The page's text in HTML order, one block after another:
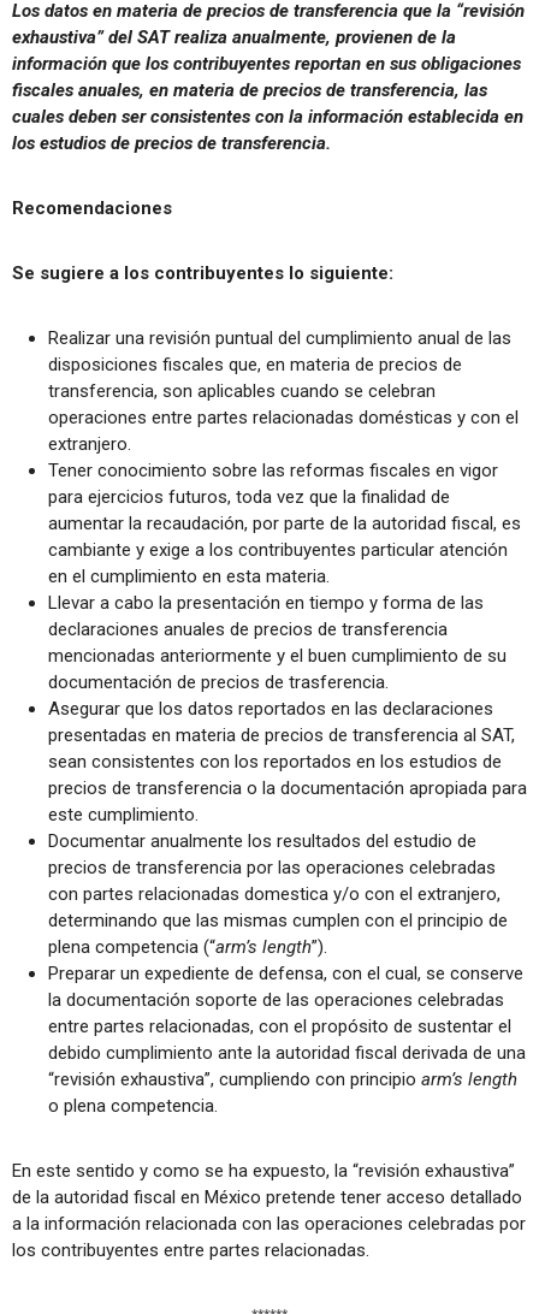
Los datos en materia de precios de transferencia que la “revisión
exhaustiva” del SAT realiza anualmente, provienen de la
información que los contribuyentes reportan en sus obligaciones
fiscales anuales, en materia de precios de transferencia, las
cuales deben ser consistentes con la información establecida en
los estudios de precios de transferencia.
Recomendaciones
Se sugiere a los contribuyentes lo siguiente:
Realizar una revisión puntual del cumplimiento anual de las
disposiciones fiscales que, en materia de precios de
transferencia, son aplicables cuando se celebran
operaciones entre partes relacionadas domésticas y con el
extranjero.
Tener conocimiento sobre las reformas fiscales en vigor
para ejercicios futuros, toda vez que la finalidad de
aumentar la recaudación, por parte de la autoridad fiscal, es
cambiante y exige a los contribuyentes particular atención
en el cumplimiento en esta materia.
Llevar a cabo la presentación en tiempo y forma de las
declaraciones anuales de precios de transferencia
mencionadas anteriormente y el buen cumplimiento de su
documentación de precios de trasferencia.
Asegurar que los datos reportados en las declaraciones
presentadas en materia de precios de transferencia al SAT,
sean consistentes con los reportados en los estudios de
precios de transferencia o la documentación apropiada para
este cumplimiento.
Documentar anualmente los resultados del estudio de
precios de transferencia por las operaciones celebradas
con partes relacionadas domestica y/o con el extranjero,
determinando que las mismas cumplen con el principio de
plena competencia (“arm’s length”).
Preparar un expediente de defensa, con el cual, se conserve
la documentación soporte de las operaciones celebradas
entre partes relacionadas, con el propósito de sustentar el
debido cumplimiento ante la autoridad fiscal derivada de una
“revisión exhaustiva”, cumpliendo con principio arm’s length
o plena competencia.
En este sentido y como se ha expuesto, la “revisión exhaustiva”
de la autoridad fiscal en México pretende tener acceso detallado
a la información relacionada con las operaciones celebradas por
los contribuyentes entre partes relacionadas.